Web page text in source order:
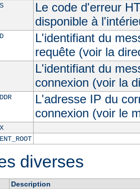
Le code d'erreur
disponible à
L'identifiant du
requête (voir la
L'identifiant du
connexion (voir la
L'adresse IP du
connexion (voir le
diverses
Description